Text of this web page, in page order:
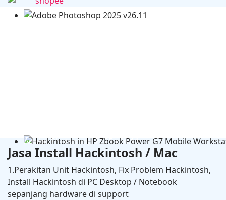
Adobe Photoshop 2025 v26.11
Jasa Install Hackintosh / Mac
1.Perakitan Unit Hackintosh, Fix Problem Hackintosh,
Install Hackintosh di PC Desktop / Notebook
sepanjang hardware di support